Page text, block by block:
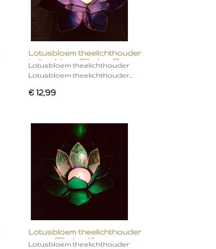
Lotusbloem theelichthouder
indigo blauw (Chakra 6)
Lotusbloem theelichthouder
Lotusbloem theelichthouder…
€ 12,99
Lotusbloem theelichthouder
groen (Chakra 4)
Lotusbloem theelichthouder